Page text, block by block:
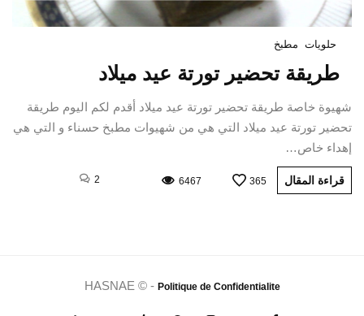
حلويات مطبخ
طريقة تحضير تورتة عيد ميلاد
شهيوة خاصة طريقة تحضير تورتة عيد ميلاد أقدم لكم اليوم طريقة
تحضير تورتة عيد ميلاد التي هي من شهيوات مطبخ حسناء و التي هي
إهداء خاص…
قراءة المقال 365
6467
2
HASNAE © - Politique de Confidentialite